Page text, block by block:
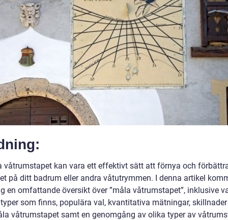
våtrumstapet kan vara ett effektivt sätt att förnya och
på ditt badrum eller andra våtutrymmen. I denna artikel
en omfattande översikt över ”måla våtrumstapet”, inklusive
som finns, populära val, kvantitativa mätningar,
våtrumstapet samt en genomgång av olika typer av